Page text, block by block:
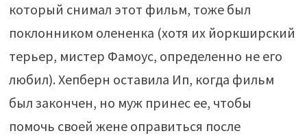
который снимал этот фильм, тоже был
поклонником олененка (хотя их йоркширский
терьер, мистер Фамоус, определенно не его
любил). Хепберн оставила Ип, когда фильм
был закончен, но муж принес ее, чтобы
помочь своей жене оправиться после